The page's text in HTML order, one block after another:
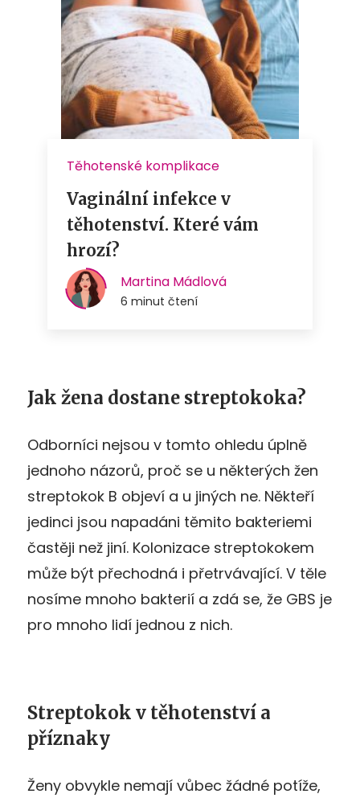
Jak žena dostane streptokoka?
Odborníci nejsou v tomto ohledu úplně
jednoho názorů, proč se u některých žen
streptokok B objeví a u jiných ne. Někteří
jedinci jsou napadáni těmito bakteriemi
častěji než jiní. Kolonizace streptokokem
může být přechodná i přetrvávající. V těle
nosíme mnoho bakterií a zdá se, že GBS je
pro mnoho lidí jednou z nich.
Streptokok v těhotenství a
příznaky
Ženy obvykle nemají vůbec žádné potíže,